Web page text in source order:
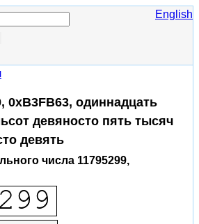
English
0xB3FB63, одиннадцать
девяносто пять тысяч
девять
числа 11795299,